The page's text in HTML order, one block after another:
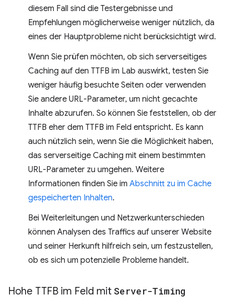
diesem Fall sind die Testergebnisse und
Empfehlungen möglicherweise weniger nützlich, da
eines der Hauptprobleme nicht berücksichtigt wird.
Wenn Sie prüfen möchten, ob sich serverseitiges
Caching auf den TTFB im Lab auswirkt, testen Sie
weniger häufig besuchte Seiten oder verwenden
Sie andere URL-Parameter, um nicht gecachte
Inhalte abzurufen. So können Sie feststellen, ob der
TTFB eher dem TTFB im Feld entspricht. Es kann
auch nützlich sein, wenn Sie die Möglichkeit haben,
das serverseitige Caching mit einem bestimmten
URL-Parameter zu umgehen. Weitere
Informationen finden Sie im Abschnitt zu im Cache
gespeicherten Inhalten.
Bei Weiterleitungen und Netzwerkunterschieden
können Analysen des Traffics auf unserer Website
und seiner Herkunft hilfreich sein, um festzustellen,
ob es sich um potenzielle Probleme handelt.
Hohe TTFB im Feld mit Server-Timing